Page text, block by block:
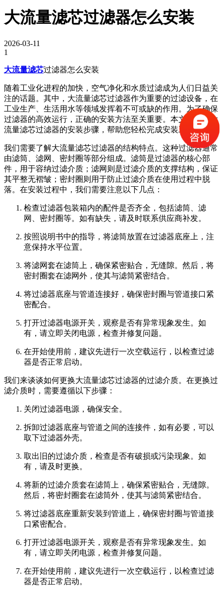
大流量滤芯过滤器怎么安装
2026-03-11
1
大流量滤芯过滤器怎么安装
随着工业化进程的加快，空气净化和水质过滤成为人们日益关
注的话题。其中，大流量滤芯过滤器作为重要的过滤设备，在
工业生产、生活用水等领域发挥着不可或缺的作用。为了确保
过滤器的高效运行，正确的安装方法至关重要。本文将介绍大
流量滤芯过滤器的安装步骤，帮助您轻松完成安装工作。
我们需要了解大流量滤芯过滤器的结构特点。这种过滤器通常
由滤筒、滤网、密封圈等部分组成。滤筒是过滤器的核心部
件，用于容纳过滤介质；滤网则是过滤介质的支撑结构，保证
其平整无褶皱；密封圈则用于防止过滤介质在使用过程中脱
落。在安装过程中，我们需要注意以下几点：
检查过滤器包装箱内的配件是否齐全，包括滤筒、滤
网、密封圈等。如有缺失，请及时联系供应商补发。
按照说明书中的指导，将滤筒放置在过滤器底座上，注
意保持水平位置。
将滤网套在滤筒上，确保紧密贴合，无缝隙。然后，将
密封圈套在滤网外，使其与滤筒紧密结合。
将过滤器底座与管道连接好，确保密封圈与管道接口紧
密配合。
打开过滤器电源开关，观察是否有异常现象发生。如
有，请立即关闭电源，检查并修复问题。
在开始使用前，建议先进行一次空载运行，以检查过滤
器是否正常启动。
我们来谈谈如何更换大流量滤芯过滤器的过滤介质。在更换过
滤介质时，需要遵循以下步骤：
关闭过滤器电源，确保安全。
拆卸过滤器底座与管道之间的连接件，如有必要，可以
取下过滤器外壳。
取出旧的过滤介质，检查是否有破损或污染现象。如
有，请及时更换。
将新的过滤介质套在滤筒上，确保紧密贴合，无缝隙。
然后，将密封圈套在滤筒外，使其与滤筒紧密结合。
将过滤器底座重新安装到管道上，确保密封圈与管道接
口紧密配合。
打开过滤器电源开关，观察是否有异常现象发生。如
有，请立即关闭电源，检查并修复问题。
在开始使用前，建议先进行一次空载运行，以检查过滤
器是否正常启动。